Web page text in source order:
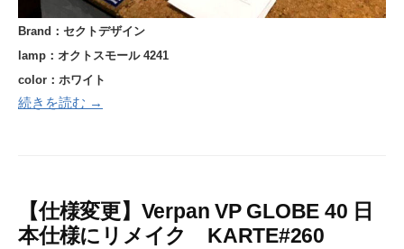
Brand：セクトデザイン
lamp：オクトスモール 4241
color：ホワイト
続きを読む →
【仕様変更】Verpan VP GLOBE 40 日
本仕様にリメイク KARTE#260